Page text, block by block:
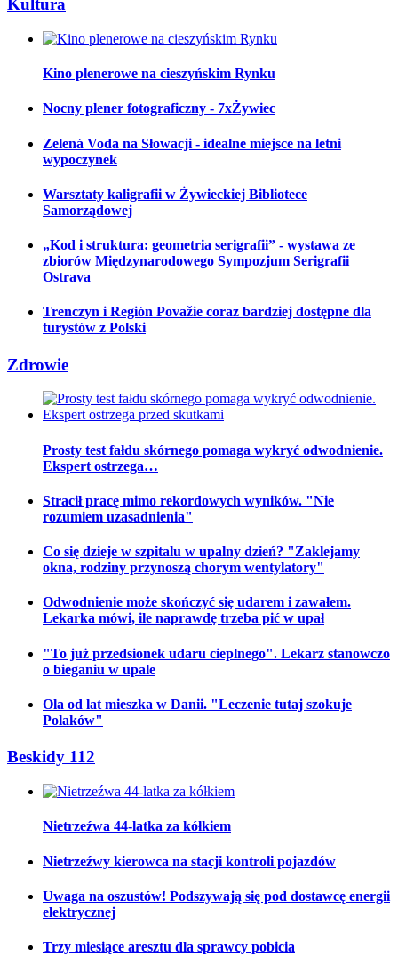
Kultura
Kino plenerowe na cieszyńskim Rynku
Nocny plener fotograficzny - 7xŻywiec
Zelená Voda na Słowacji - idealne miejsce na letni
wypoczynek
Warsztaty kaligrafii w Żywieckiej Bibliotece
Samorządowej
„Kod i struktura: geometria serigrafii” - wystawa ze
zbiorów Międzynarodowego Sympozjum Serigrafii
Ostrava
Trenczyn i Región Považie coraz bardziej dostępne dla
turystów z Polski
Zdrowie
Prosty test fałdu skórnego pomaga wykryć odwodnienie.
Ekspert ostrzega…
Stracił pracę mimo rekordowych wyników. "Nie
rozumiem uzasadnienia"
Co się dzieje w szpitalu w upalny dzień? "Zaklejamy
okna, rodziny przynoszą chorym wentylatory"
Odwodnienie może skończyć się udarem i zawałem.
Lekarka mówi, ile naprawdę trzeba pić w upał
"To już przedsionek udaru cieplnego". Lekarz stanowczo
o bieganiu w upale
Ola od lat mieszka w Danii. "Leczenie tutaj szokuje
Polaków"
Beskidy 112
Nietrzeźwa 44-latka za kółkiem
Nietrzeźwy kierowca na stacji kontroli pojazdów
Uwaga na oszustów! Podszywają się pod dostawcę energii
elektrycznej
Trzy miesiące aresztu dla sprawcy pobicia